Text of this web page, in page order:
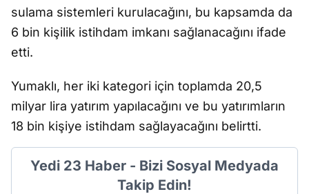
sulama sistemleri kurulacağını, bu kapsamda da
6 bin kişilik istihdam imkanı sağlanacağını ifade
etti.
Yumaklı, her iki kategori için toplamda 20,5
milyar lira yatırım yapılacağını ve bu yatırımların
18 bin kişiye istihdam sağlayacağını belirtti.
Yedi 23 Haber - Bizi Sosyal Medyada
Takip Edin!